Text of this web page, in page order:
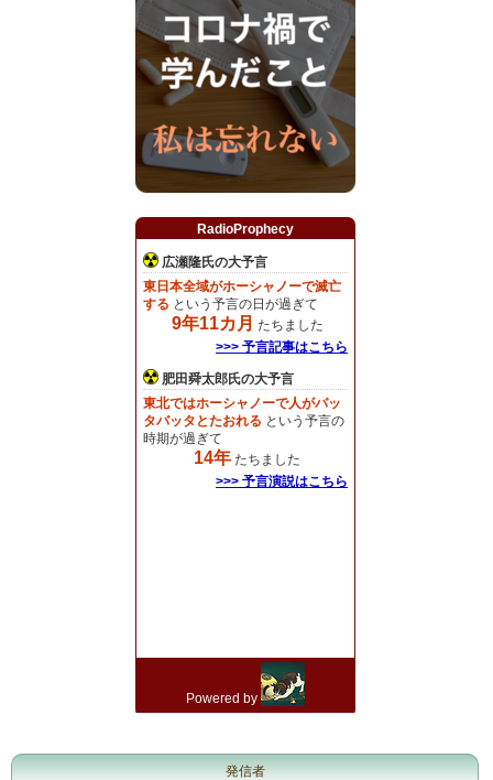
発信者